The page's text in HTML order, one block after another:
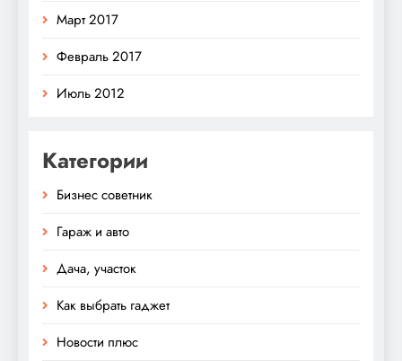
Март 2017
Февраль 2017
Июль 2012
Категории
Бизнес советник
Гараж и авто
Дача, участок
Как выбрать гаджет
Новости плюс